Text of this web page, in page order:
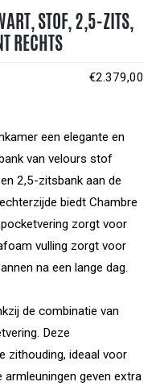
STOF, 2,5-ZITS,
RECHTS
€2.379,00
een elegante en
van velours stof
2,5-zitsbank aan de
biedt Chambre
zorgt voor
vulling zorgt voor
na een lange dag.
de combinatie van
Deze
zithouding, ideaal voor
armleuningen geven extra